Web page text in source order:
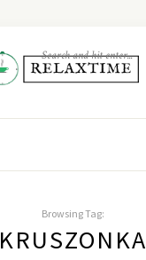
Browsing Tag:
KRUSZONKA